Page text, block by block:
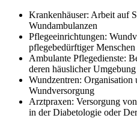
Krankenhäuser: Arbeit auf
Wundambulanzen
Pflegeeinrichtungen:
pflegebedürftiger Menschen
Ambulante Pflegedienste:
deren häuslicher Umgebung
Wundzentren:
Wundversorgung
Arztpraxen: Versorgung
in der Diabetologie oder